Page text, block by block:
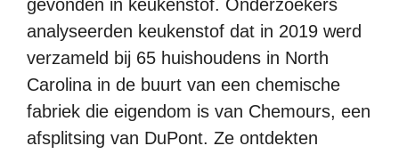
gevonden in keukenstof. Onderzoekers
analyseerden keukenstof dat in 2019 werd
verzameld bij 65 huishoudens in North
Carolina in de buurt van een chemische
fabriek die eigendom is van Chemours, een
afsplitsing van DuPont. Ze ontdekten